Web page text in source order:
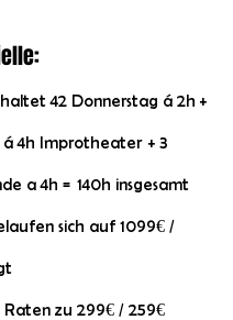
42 Donnerstag á 2h +
á 4h Improtheater + 3
a 4h = 140h insgesamt
sich auf 1099€ /
zu 299€ / 259€